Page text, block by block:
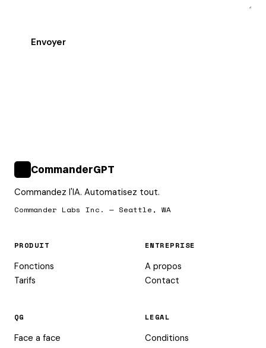
Envoyer
CommanderGPT
Commandez l'IA. Automatisez tout.
Commander Labs Inc. — Seattle, WA
PRODUIT
Fonctions
Tarifs
ENTREPRISE
A propos
Contact
QG
Face a face
LEGAL
Conditions